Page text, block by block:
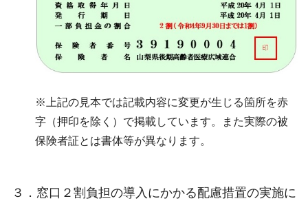
※上記の見本では記載内容に変更が生じる箇所を赤
字（押印を除く）で掲載しています。また実際の被
保険者証とは書体等が異なります。
３．窓口２割負担の導入にかかる配慮措置の実施に